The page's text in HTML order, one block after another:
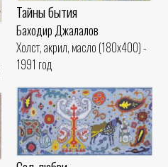
Тайны бытия
Баходир Джалалов
Холст, акрил, масло (180x400) -
1991 год